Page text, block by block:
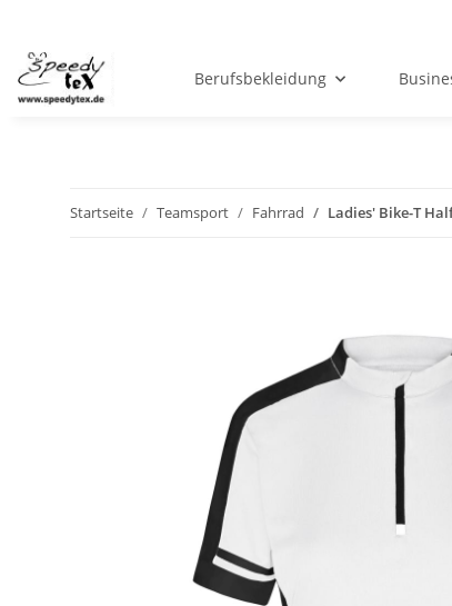
Berufsbekleidung
Startseite Teamsport Fahrrad Ladies' Bike-T